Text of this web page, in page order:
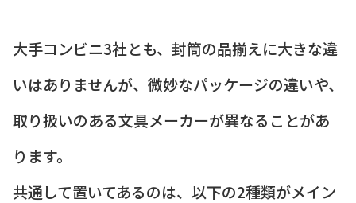
大手コンビニ3社とも、封筒の品揃えに大きな違
いはありませんが、微妙なパッケージの違いや、
取り扱いのある文具メーカーが異なることがあ
ります。
共通して置いてあるのは、以下の2種類がメイン